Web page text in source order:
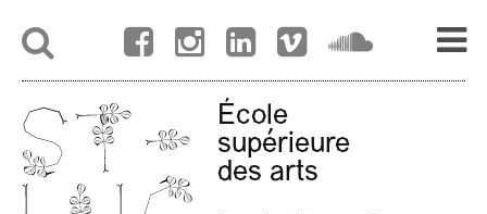
École
supérieure
des arts